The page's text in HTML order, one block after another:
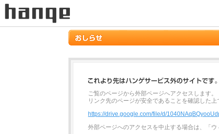
ご覧のページから外部ページへアクセスします。
リンク先のページが安全であることを確認した
https://drive.google.com/file/d/
外部ページへのアクセスを中止する場合は、「